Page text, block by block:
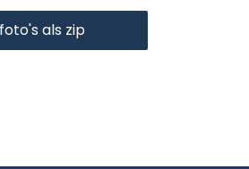
als zip